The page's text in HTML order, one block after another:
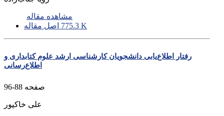
مشاهده مقاله
775.3 K
رفتار اطلاع‌یابی دانشجویان کارشناسی ارشد علوم کتابداری و
اطلاع‌رسانی
صفحه 88-96
علی خاکپور